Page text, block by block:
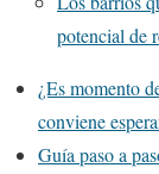
potencial de
¿Es momento
conviene
Guía paso a